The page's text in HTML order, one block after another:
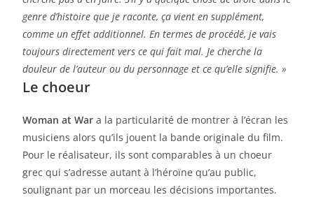
genre d’histoire que je raconte, ça vient en supplément,
comme un effet additionnel. En termes de procédé, je vais
toujours directement vers ce qui fait mal. Je cherche la
douleur de l’auteur ou du personnage et ce qu’elle signifie. »
Le choeur
Woman at War a la particularité de montrer à l’écran les
musiciens alors qu’ils jouent la bande originale du film.
Pour le réalisateur, ils sont comparables à un choeur
grec qui s’adresse autant à l’héroïne qu’au public,
soulignant par un morceau les décisions importantes.